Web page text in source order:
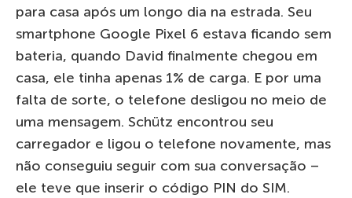
para casa após um longo dia na estrada. Seu
smartphone Google Pixel 6 estava ficando sem
bateria, quando David finalmente chegou em
casa, ele tinha apenas 1% de carga. E por uma
falta de sorte, o telefone desligou no meio de
uma mensagem. Schütz encontrou seu
carregador e ligou o telefone novamente, mas
não conseguiu seguir com sua conversação –
ele teve que inserir o código PIN do SIM.